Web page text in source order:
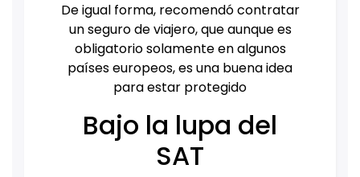
De igual forma, recomendó contratar
un seguro de viajero, que aunque es
obligatorio solamente en algunos
países europeos, es una buena idea
para estar protegido
Bajo la lupa del
SAT